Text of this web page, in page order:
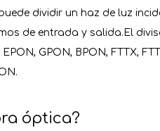
dividir un haz de luz
de entrada y salida.El
GPON, BPON, FTTX,
óptica?